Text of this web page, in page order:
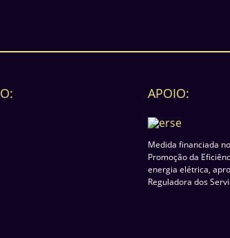
APOIO:
Medida financiada
Promoção da
energia elétrica,
Reguladora dos